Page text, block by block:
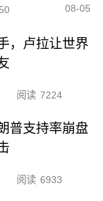
08-05
，卢拉让世界
阅读 7224
普支持率崩盘
阅读 6933